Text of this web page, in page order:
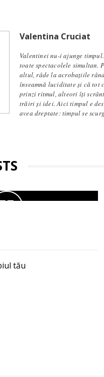
Valentina Cruciat
Valentinei nu-i ajunge
toate spectacolele simultan.
altul, râde la acrobațiile
înseamnă luciditate și că tot
prinzi ritmul, alteori îți
trăiri și idei. Aici timpul e
avea dreptate: timpul se
tău